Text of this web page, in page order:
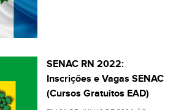
SENAC RN 2022:
Inscrições e Vagas SENAC
(Cursos Gratuitos EAD)